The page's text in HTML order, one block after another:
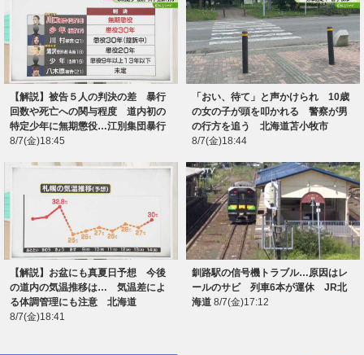
【解説】被告５人の判決の差 暴行
回数や死亡への関与程度 道内初の
特定少年に無期懲役…江別集団暴行
8/7(金)18:45
「おい、待て」と声かけられ 10歳
の女の子が頭を叩かれる 警察が男
の行方を追う 北海道苫小牧市
8/7(金)18:44
【解説】お盆にも真夏日予想 今後
の道内の気温推移は… 気温差によ
る体調管理にも注意 北海道
8/7(金)18:41
釧路駅の信号機トラブル…原因はレ
ールのサビ 列車6本が運休 JR北
海道 8/7(金)17:12